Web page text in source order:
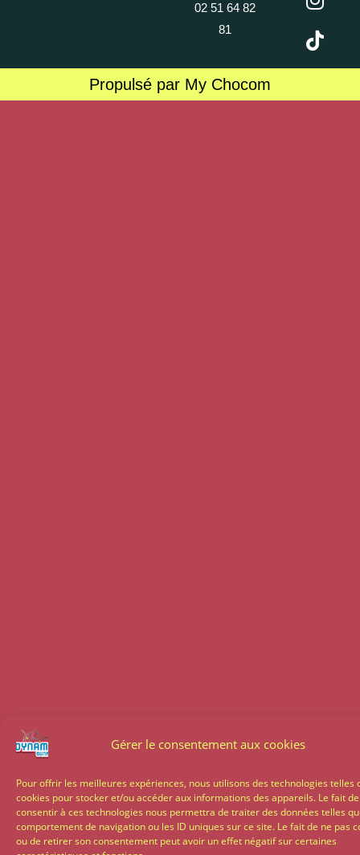
Gérer le consentement aux cookies
Pour offrir les meilleures expériences, nous utilisons des technologies telles
cookies pour stocker et/ou accéder aux informations des appareils. Le fait de
consentir à ces technologies nous permettra de traiter des données telles
comportement de navigation ou les ID uniques sur ce site. Le fait de ne pas
ou de retirer son consentement peut avoir un effet négatif sur certaines
02 51 64 82
81
Propulsé par My Chocom